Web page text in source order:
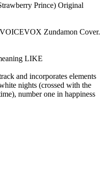
Prince) Original
Zundamon Cover.
LIKE
and incorporates elements
nights (crossed with the
number one in happiness